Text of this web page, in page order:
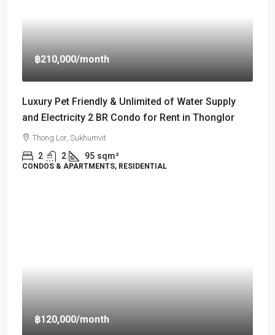
฿210,000/month
Luxury Pet Friendly & Unlimited of Water Supply
and Electricity 2 BR Condo for Rent in Thonglor
Thong Lor, Sukhumvit
2 2 95 sqm²
CONDOS & APARTMENTS, RESIDENTIAL
฿120,000/month